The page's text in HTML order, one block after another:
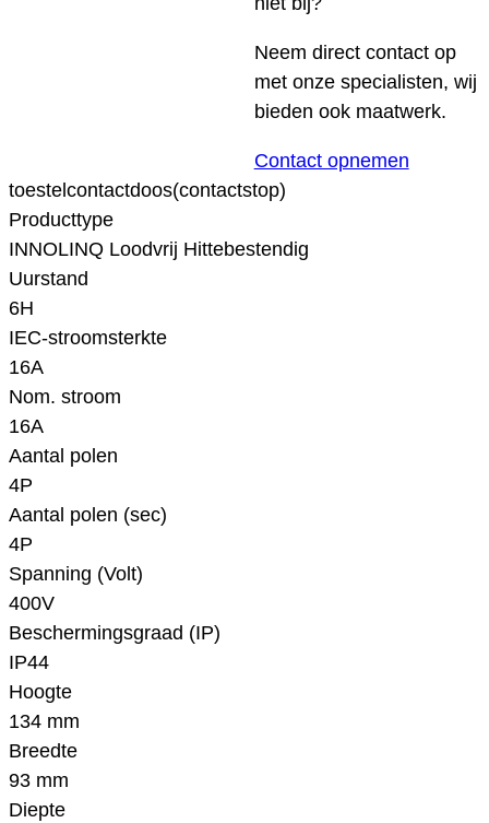
Neem direct contact op
met onze specialisten, wij
bieden ook maatwerk.
Contact opnemen
toestelcontactdoos(contactstop)
Producttype
INNOLINQ Loodvrij Hittebestendig
Uurstand
6H
IEC-stroomsterkte
16A
Nom. stroom
16A
Aantal polen
4P
Aantal polen (sec)
4P
Spanning (Volt)
400V
Beschermingsgraad (IP)
IP44
Hoogte
134 mm
Breedte
93 mm
Diepte